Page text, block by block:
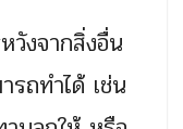
วังจากสิ่งอื่น
รถทำได้ เช่น